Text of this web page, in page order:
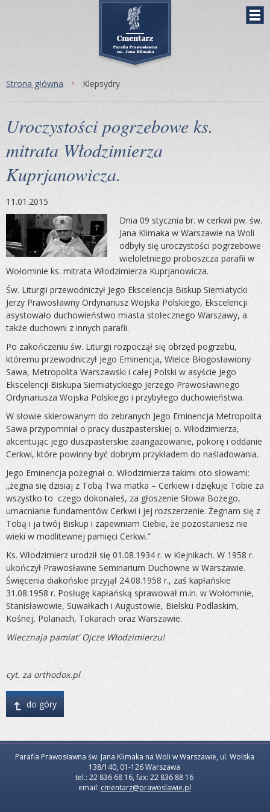
Strona główna Klepsydry
Uroczystości pogrzebowe ks.
mitrata Włodzimierza
Kuprjanowicza.
11.01.2015
Dnia 09 stycznia br. w cerkwi pw. św.
Jana Klimaka w Warszawie na Woli
odbyły się uroczystości pogrzebowe
wieloletniego proboszcza parafii w
Wołominie ks. mitrata Włodzimierza Kuprjanowicza.
Św. Liturgii przewodniczył Jego Ekscelencja Biskup Siemiatycki
Jerzy Prawosławny Ordynariusz Wojska Polskiego, Ekscelencji
asystowało duchowieństwo miasta stołecznego Warszawy, a
także duchowni z innych parafii.
Po zakończeniu św. Liturgii rozpoczął się obrzęd pogrzebu,
któremu przewodniczył Jego Eminencja, Wielce Błogosławiony
Sawa, Metropolita Warszawski i całej Polski w asyście Jego
Ekscelencji Biskupa Siemiatyckiego Jerzego Prawosławnego
Ordynariusza Wojska Polskiego i przybyłego duchowieństwa.
W słowie skierowanym do zebranych Jego Eminencja Metropolita
Sawa przypomniał o pracy duszpasterskiej o. Włodzimierza,
akcentując jego duszpasterskie zaangażowanie, pokorę i oddanie
Cerkwi, które powinny być dobrym przykładem do naśladowania.
Jego Eminencja pożegnał o. Włodzimierza takimi oto słowami:
„żegna się dzisiaj z Tobą Twa matka – Cerkiew i dziękuje Tobie za
wszystko to czego dokonałeś, za głoszenie Słowa Bożego,
umacnianie fundamentów Cerkwi i jej rozszerzenie. Żegnam się z
Tobą i ja twój Biskup i zapewniam Ciebie, że pozostaniesz nie
wieki w modlitewnej pamięci Cerkwi.”
Ks. Włodzimierz urodził się 01.08.1934 r. w Klejnikach. W 1958 r.
ukończył Prawosławne Seminarium Duchowne w Warszawie.
Święcenia diakońskie przyjął 24.08.1958 r., zaś kapłańskie
31.08.1958 r. Posługę kapłańską sprawował m.in. w Wołominie,
Stanisławowie, Suwałkach i Augustowie, Bielsku Podlaskim,
Kośnej, Polanach, Tokarach oraz Warszawie.
Wiecznaja pamiat' Ojcze Włodzimierzu!
cyt. za orthodox.pl
↴ do góry
Parafia Prawosławna św. Jana Klimaka na Woli w Warszawie, ul. Wolska
138/140, 01-126 Warszawa
tel.: 22 836 68 16, fax: 22 836 88 16
email: cmentarz@prawoslawie.pl